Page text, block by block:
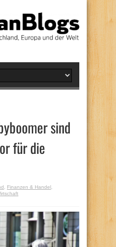
sind
für die
Finanzen & Handel